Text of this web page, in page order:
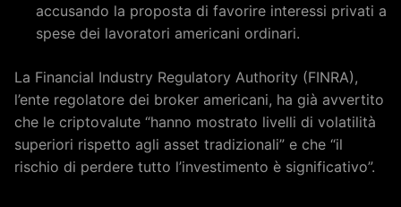
accusando la proposta di favorire interessi privati a
spese dei lavoratori americani ordinari.
La Financial Industry Regulatory Authority (FINRA),
l’ente regolatore dei broker americani, ha già avvertito
che le criptovalute “hanno mostrato livelli di volatilità
superiori rispetto agli asset tradizionali” e che “il
rischio di perdere tutto l’investimento è significativo”.